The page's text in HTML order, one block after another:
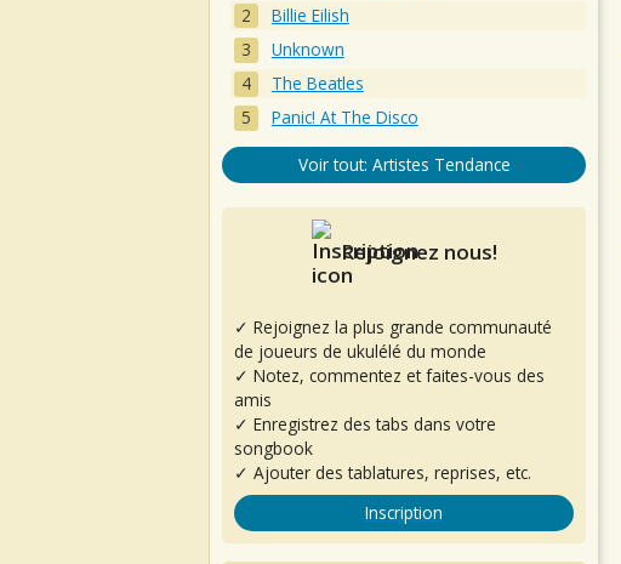
Billie Eilish
Unknown
The Beatles
Panic! At The Disco
Voir tout: Artistes Tendance
Rejoignez nous!
✓ Rejoignez la plus grande communauté
de joueurs de ukulélé du monde
✓ Notez, commentez et faites-vous des
amis
✓ Enregistrez des tabs dans votre
songbook
✓ Ajouter des tablatures, reprises, etc.
Inscription